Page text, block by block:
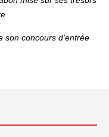
son concours d’entrée